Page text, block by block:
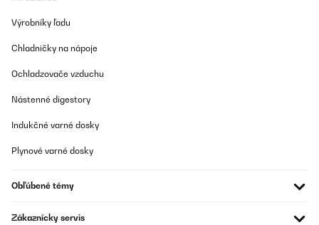
Výrobníky ľadu
Chladničky na nápoje
Ochladzovače vzduchu
Nástenné digestory
Indukčné varné dosky
Plynové varné dosky
Obľúbené témy
Zákaznícky servis